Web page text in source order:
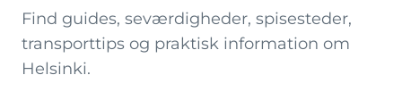
Find guides, seværdigheder, spisesteder,
transporttips og praktisk information om
Helsinki.